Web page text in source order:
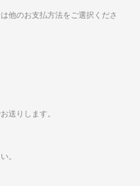
他のお支払方法をご選択くださ
送りします。
。